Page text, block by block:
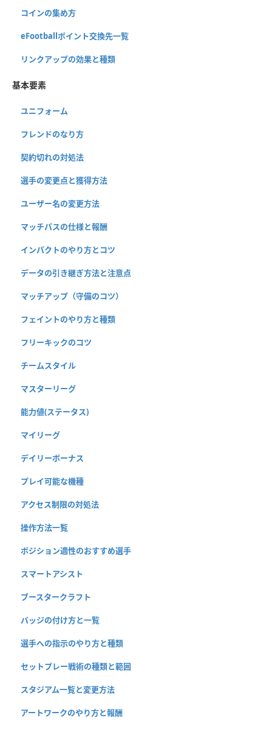
コインの集め方
eFootballポイント交換先一覧
リンクアップの効果と種類
基本要素
ユニフォーム
フレンドのなり方
契約切れの対処法
選手の変更点と獲得方法
ユーザー名の変更方法
マッチパスの仕様と報酬
インパクトのやり方とコツ
データの引き継ぎ方法と注意点
マッチアップ（守備のコツ）
フェイントのやり方と種類
フリーキックのコツ
チームスタイル
マスターリーグ
能力値(ステータス)
マイリーグ
デイリーボーナス
プレイ可能な機種
アクセス制限の対処法
操作方法一覧
ポジション適性のおすすめ選手
スマートアシスト
ブースタークラフト
バッジの付け方と一覧
選手への指示のやり方と種類
セットプレー戦術の種類と範囲
スタジアム一覧と変更方法
アートワークのやり方と報酬